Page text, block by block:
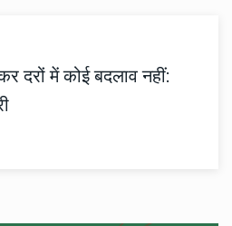
दरों में कोई बदलाव नहीं: